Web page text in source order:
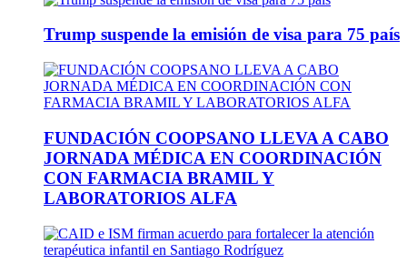
Trump suspende la emisión de visa para 75 país
FUNDACIÓN COOPSANO LLEVA A CABO
JORNADA MÉDICA EN COORDINACIÓN
CON FARMACIA BRAMIL Y
LABORATORIOS ALFA